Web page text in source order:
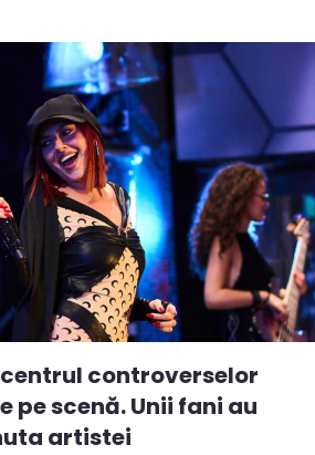
controverselor
pe scenă. Unii fani au
artistei